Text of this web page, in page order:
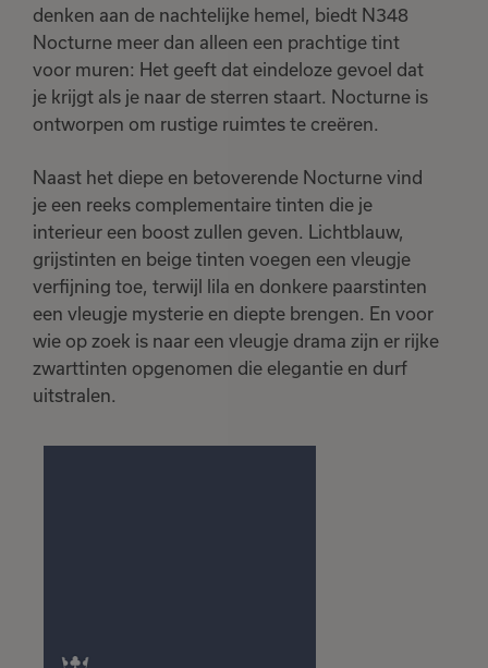
denken aan de nachtelijke hemel, biedt N348
Nocturne meer dan alleen een prachtige tint
voor muren: Het geeft dat eindeloze gevoel dat
je krijgt als je naar de sterren staart. Nocturne is
ontworpen om rustige ruimtes te creëren.
Naast het diepe en betoverende Nocturne vind
je een reeks complementaire tinten die je
interieur een boost zullen geven. Lichtblauw,
grijstinten en beige tinten voegen een vleugje
verfijning toe, terwijl lila en donkere paarstinten
een vleugje mysterie en diepte brengen. En voor
wie op zoek is naar een vleugje drama zijn er rijke
zwarttinten opgenomen die elegantie en durf
uitstralen.